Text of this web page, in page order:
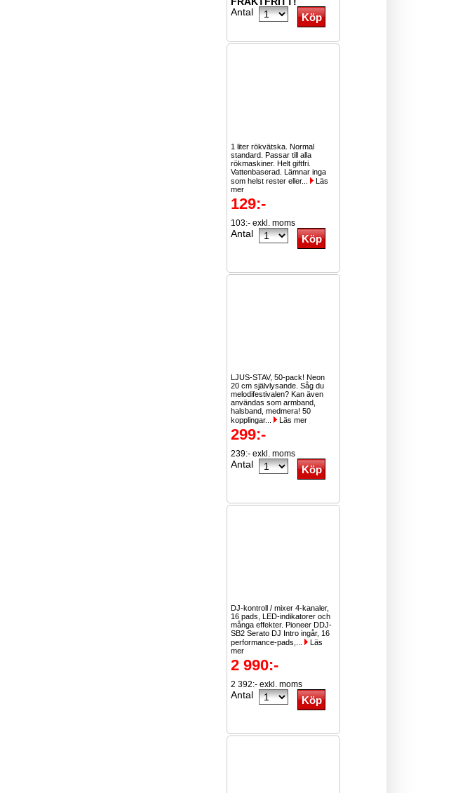
Antal
1 liter rökvätska. Normal
standard. Passar till alla
rökmaskiner. Helt giftfri.
Vattenbaserad. Lämnar inga
som helst rester eller...
Läs
mer
129:-
103:- exkl. moms
Antal
LJUS-STAV, 50-pack! Neon
20 cm självlysande. Såg du
melodifestivalen? Kan även
användas som armband,
halsband, medmera! 50
kopplingar...
Läs mer
299:-
239:- exkl. moms
Antal
DJ-kontroll / mixer 4-kanaler,
16 pads, LED-indikatorer och
många effekter. Pioneer DDJ-
SB2 Serato DJ Intro ingår, 16
performance-pads,...
Läs
mer
2 990:-
2 392:- exkl. moms
Antal